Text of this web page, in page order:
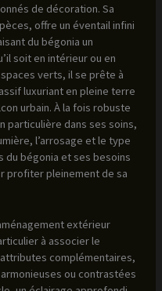
de décoration. Sa
offre un éventail infini
du bégonia un
soit en intérieur ou en
verts, il se prête à
luxuriant en pleine terre
urbain. À la fois robuste
particulière dans ses soins,
l’arrosage et le type
du bégonia et ses besoins
profiter pleinement de sa
extérieur
à associer le
complémentaires,
ou contrastées